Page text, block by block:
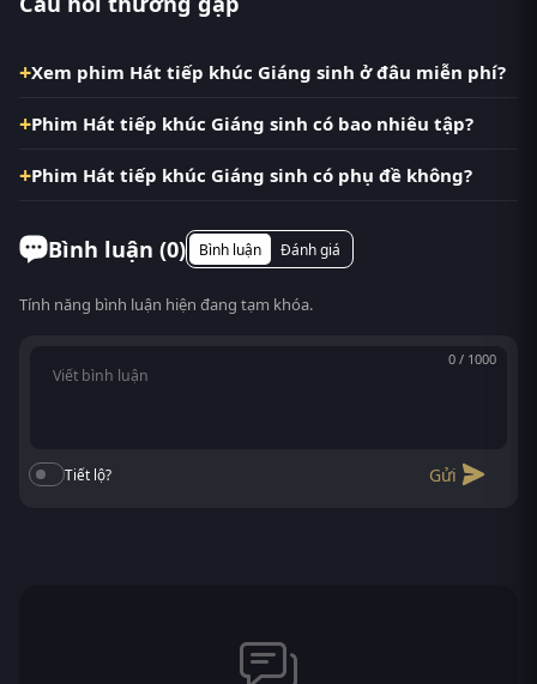
Xem phim Hát tiếp khúc Giáng sinh ở đâu miễn phí?
Phim Hát tiếp khúc Giáng sinh có bao nhiêu tập?
Phim Hát tiếp khúc Giáng sinh có phụ đề không?
Bình luận (0) Bình luận Đánh giá
Tính năng bình luận hiện đang tạm khóa.
0 / 1000
Tiết lộ? Gửi